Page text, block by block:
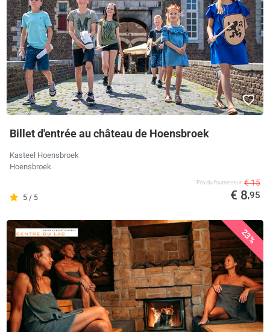
Billet d'entrée au château de Hoensbroek
Kasteel Hoensbroek
Hoensbroek
5 / 5
Prix ​​du fournisseur € 15
€ 8,95
23%